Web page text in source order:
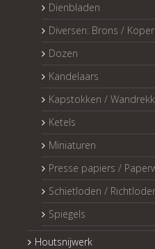
Dienbladen
Diversen: Brons /
Dozen
Kandelaars
Kapstokken /
Ketels
Miniaturen
Presse papiers /
Schietloden /
Spiegels
Houtsnijwerk